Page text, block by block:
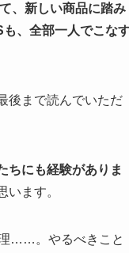
、新しい商品に踏み
も、全部一人でこな
後まで読んでいただ
ちにも経験がありま
ます。
……。やるべきこと